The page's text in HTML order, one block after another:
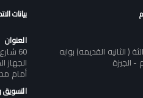
( الثانيه القديمه) بوابه
- الجيزة
بيانات
العنوان
أمام
التسويق